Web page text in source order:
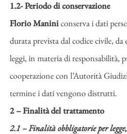
1.2- Periodo di conservazione
Florio Maniniconserva i dati
durata prevista dal codice civile, da
leggi, in materia di responsabilità,
cooperazione con l’Autorità
termine i dati vengono distrutti.
2 – Finalità del trattamento
2.1 – Finalità obbligatorie per